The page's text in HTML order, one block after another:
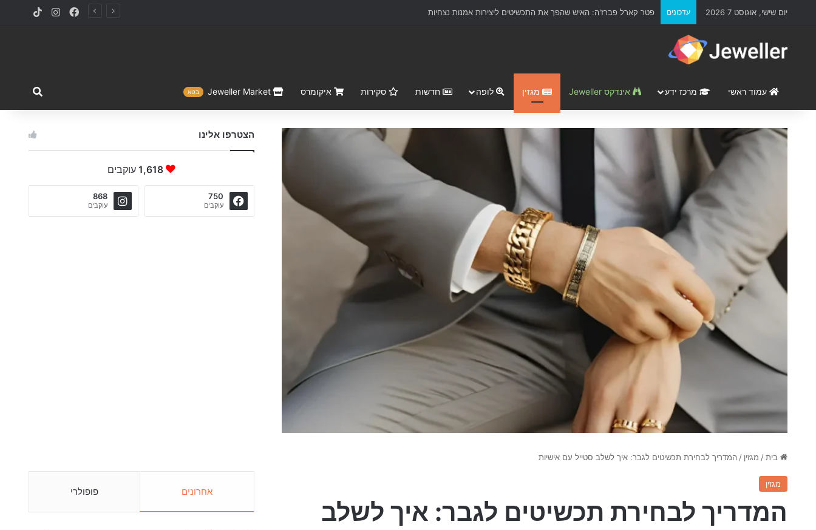
יום שישי, אוגוסט 7 2026 עדכונים פטר קארל פברז'ה: האיש שהפך את התכשיטים ליצירות אמנות נצחיות Facebook
Instagram
עמוד ראשי מרכז ידע אינדקס Jeweller מגזין לופה חדשות סקירות איקומרס Jeweller Market בטא מה
בית/ מגזין / המדריך לבחירת תכשיטים לגבר: איך לשלב סטייל עם אישיות
מגזין
המדריך לבחירת תכשיטים לגבר: איך לשלב
הצטרפו אלינו
1,618 עוקבים
750
עוקבים
868
עוקבים
אחרונים פופולרי